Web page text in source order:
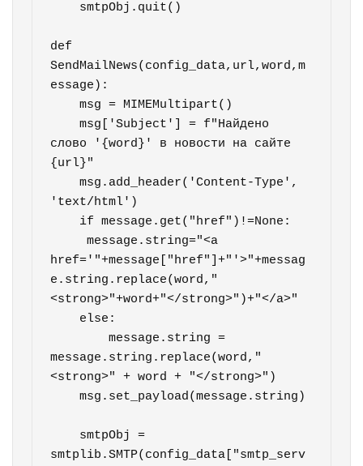
def
SendMailNews(config_data,url,word,m
essage):
    msg = MIMEMultipart()
    msg['Subject'] = f"Найдено
слово '{word}' в новости на сайте
{url}"
    msg.add_header('Content-Type',
'text/html')
     message.string="<a
href='"+message["href"]+"'>"+messag
e.string.replace(word,"
<strong>"+word+"</strong>")+"</a>"
        message.string =
message.string.replace(word,"
<strong>" + word + "</strong>")
    msg.set_payload(message.string)
smtplib.SMTP(config_data["smtp_serv